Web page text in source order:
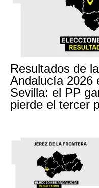
Resultados de
Andalucía 2026
Sevilla: el PP
pierde el tercer